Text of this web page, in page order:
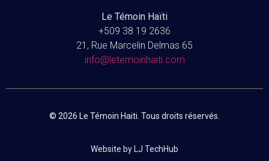
Le Témoin Haïti
+509 38 19 2636
21, Rue Marcelin Delmas 65
info@letemoinhaiti.com
© 2026 Le Témoin Haiti. Tous droits réservés.
Website by LJ TechHub